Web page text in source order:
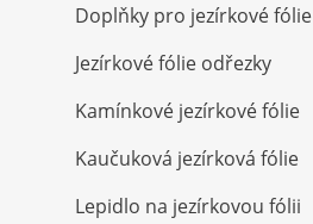
Doplňky pro jezírkové fólie
Jezírkové fólie odřezky
Kamínkové jezírkové fólie
Kaučuková jezírková fólie
Lepidlo na jezírkovou fólii